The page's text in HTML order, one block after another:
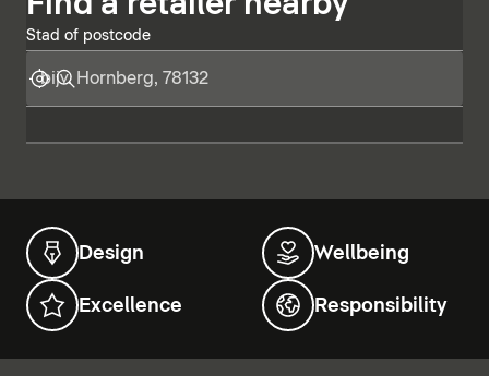
Stad of postcode
Design Wellbeing
Excellence Responsibility